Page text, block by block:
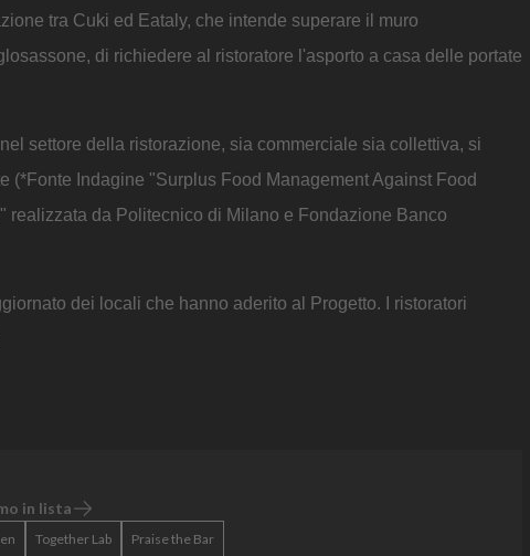
tra Cuki ed Eataly, che intende superare il muro
di richiedere al ristoratore l'asporto a casa delle portate
settore della ristorazione, sia commerciale sia collettiva, si
Indagine "Surplus Food Management Against Food
da Politecnico di Milano e Fondazione Banco
dei locali che hanno aderito al Progetto. I ristoratori
in lista
Together Lab Praise the Bar